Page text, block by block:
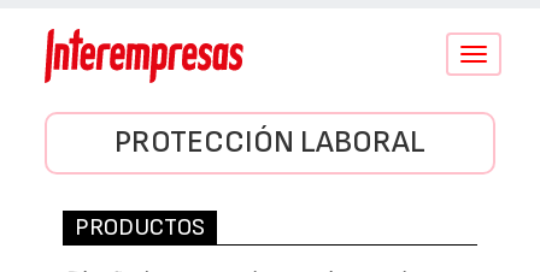
Conmutar
PROTECCIÓN LABORAL
PRODUCTOS